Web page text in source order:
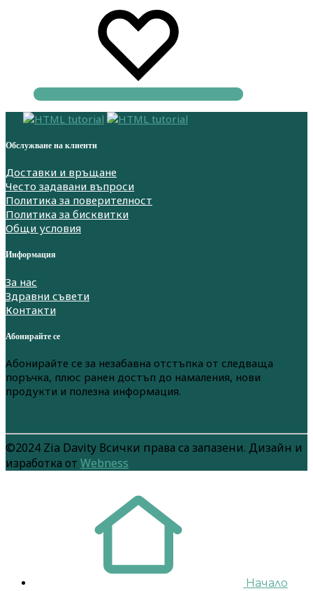
Обслужване на клиенти
Доставки и връщане
Често задавани въпроси
Политика за поверителност
Политика за бисквитки
Общи условия
Информация
За нас
Здравни съвети
Контакти
Абонирайте се
Абонирайте се за незабавна отстъпка от следваща
поръчка, плюс ранен достъп до намаления, нови
продукти и полезна информация.
©2024 Zia Davity Всички права са запазени. Дизайн и
изработка от Webness
Начало